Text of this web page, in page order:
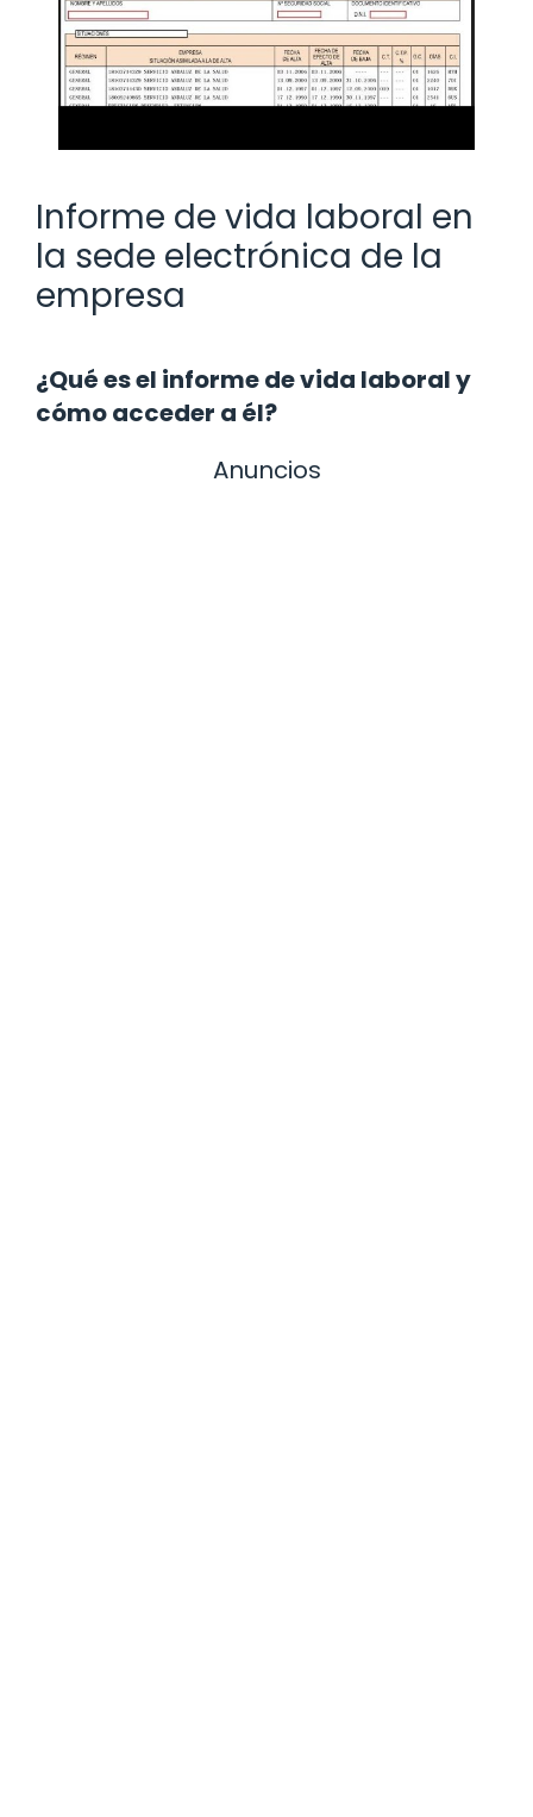
Informe de vida laboral en
la sede electrónica de la
empresa
¿Qué es el informe de vida laboral y
cómo acceder a él?
Anuncios